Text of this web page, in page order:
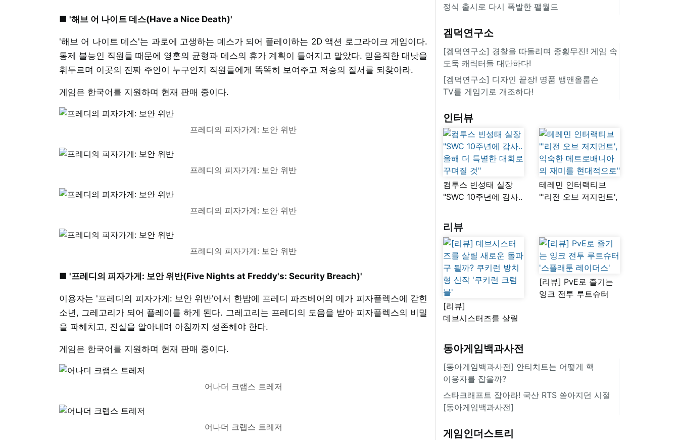
■ '해브 어 나이트 데스(Have a Nice Death)'
'해브 어 나이트 데스'는 과로에 고생하는 데스가 되어 플레이하는 2D 액션 로그라이크 게임이다.
통제 불능인 직원들 때문에 영혼의 균형과 데스의 휴가 계획이 틀어지고 말았다. 믿음직한 대낫을
휘두르며 이곳의 진짜 주인이 누구인지 직원들에게 똑똑히 보여주고 저승의 질서를 되찾아라.
게임은 한국어를 지원하며 현재 판매 중이다.
프레디의 피자가게: 보안 위반
프레디의 피자가게: 보안 위반
프레디의 피자가게: 보안 위반
프레디의 피자가게: 보안 위반
■ '프레디의 피자가게: 보안 위반(Five Nights at Freddy's: Security Breach)'
이용자는 '프레디의 피자가게: 보안 위반'에서 한밤에 프레디 파즈베어의 메가 피자플렉스에 갇힌
소년, 그레고리가 되어 플레이를 하게 된다. 그레고리는 프레디의 도움을 받아 피자플렉스의 비밀
을 파헤치고, 진실을 알아내며 아침까지 생존해야 한다.
게임은 한국어를 지원하며 현재 판매 중이다.
어나더 크랩스 트레저
어나더 크랩스 트레저
정식 출시로 다시 폭발한 팰월드
겜덕연구소
[겜덕연구소] 경찰을 따돌리며 종횡무진! 게임 속
도둑 캐릭터들 대단하다!
[겜덕연구소] 디자인 끝장! 명품 뱅앤올룹슨
TV를 게임기로 개조하다!
인터뷰
컴투스 빈성태 실장
"SWC 10주년에 감사..
꾸며질 것"
테레민 인터랙티브
"'리전 오브 저지먼트',
리뷰
[리뷰]
데브시스터즈를 살릴
쿠키런 방치형 신작
'쿠키런 크럼블'
[리뷰] PvE로 즐기는
잉크 전투 루트슈터
동아게임백과사전
[동아게임백과사전] 안티치트는 어떻게 핵
이용자를 잡을까?
스타크래프트 잡아라! 국산 RTS 쏟아지던 시절
[동아게임백과사전]
게임인더스트리